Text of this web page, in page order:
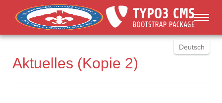
Skip to main content
Deutsch
You are here:
Aktuelles (Kopie 2)